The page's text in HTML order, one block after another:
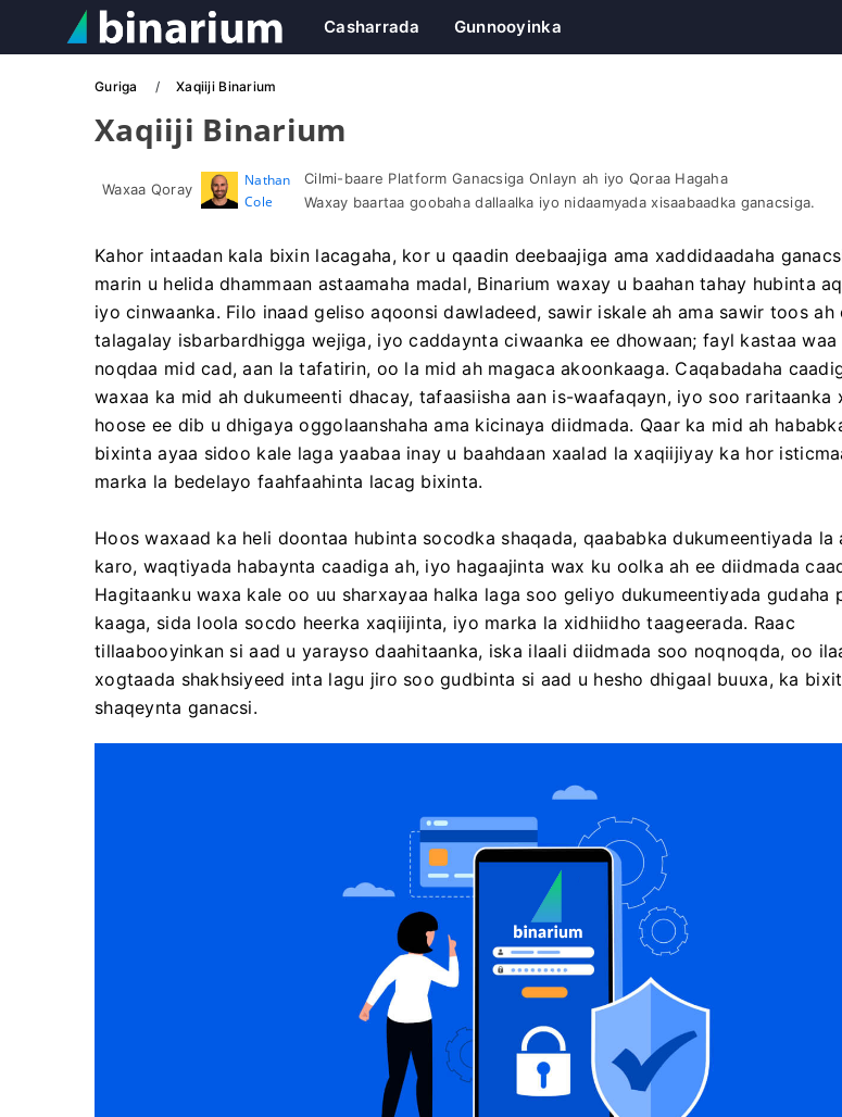
Casharrada Gunnooyinka
Guriga Xaqiiji Binarium
Xaqiiji Binarium
Waxaa Qoray
Nathan
Cole
Cilmi-baare Platform Ganacsiga Onlayn ah iyo Qoraa Hagaha
Waxay baartaa goobaha dallaalka iyo nidaamyada xisaabaadka ganacsiga.
Kahor intaadan kala bixin lacagaha, kor u qaadin deebaajiga ama xaddidaadaha
marin u helida dhammaan astaamaha madal, Binarium waxay u baahan tahay hubinta
iyo cinwaanka. Filo inaad geliso aqoonsi dawladeed, sawir iskale ah ama sawir toos ah
talagalay isbarbardhigga wejiga, iyo caddaynta ciwaanka ee dhowaan; fayl kastaa waa
noqdaa mid cad, aan la tafatirin, oo la mid ah magaca akoonkaaga. Caqabadaha
waxaa ka mid ah dukumeenti dhacay, tafaasiisha aan is-waafaqayn, iyo soo raritaanka
hoose ee dib u dhigaya oggolaanshaha ama kicinaya diidmada. Qaar ka mid ah
bixinta ayaa sidoo kale laga yaabaa inay u baahdaan xaalad la xaqiijiyay ka hor
marka la bedelayo faahfaahinta lacag bixinta.
Hoos waxaad ka heli doontaa hubinta socodka shaqada, qaababka dukumeentiyada la
karo, waqtiyada habaynta caadiga ah, iyo hagaajinta wax ku oolka ah ee diidmada
Hagitaanku waxa kale oo uu sharxayaa halka laga soo geliyo dukumeentiyada gudaha
kaaga, sida loola socdo heerka xaqiijinta, iyo marka la xidhiidho taageerada. Raac
tillaabooyinkan si aad u yarayso daahitaanka, iska ilaali diidmada soo noqnoqda, oo
xogtaada shakhsiyeed inta lagu jiro soo gudbinta si aad u hesho dhigaal buuxa, ka
shaqeynta ganacsi.